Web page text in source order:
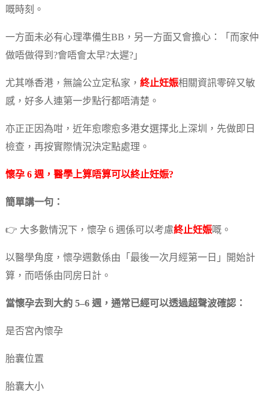
嘅時刻。
一方面未必有心理準備生BB，另一方面又會擔心：「而家仲
做唔做得到?會唔會太早?太遲?」
尤其喺香港，無論公立定私家， 終止妊娠相關資訊零碎又敏
感，好多人連第一步點行都唔清楚。
亦正正因為咁，近年愈嚟愈多港女選擇北上深圳，先做即日
檢查，再按實際情況決定點處理。
懷孕 6 週，醫學上算唔算可以終止妊娠?
簡單講一句：
👉 大多數情況下，懷孕 6 週係可以考慮終止妊娠嘅。
以醫學角度，懷孕週數係由「最後一次月經第一日」開始計
算，而唔係由同房日計。
當懷孕去到大約 5–6 週，通常已經可以透過超聲波確認：
是否宮內懷孕
胎囊位置
胎囊大小